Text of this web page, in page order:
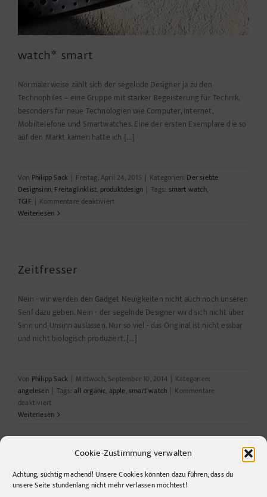
Cookie-Zustimmung verwalten
Achtung, süchtig machend! Unsere Cookies könnten dazu führen, dass du
unsere Seite stundenlang nicht mehr verlassen möchtest!
watch* smart
Normalerweise zählt sich der segelnde Designer ja zu den
Technophiles – eine Gruppe mit starker Begeisterung für Technik,
besonders für neue Technologien wie Computer, Internet,
Mobiltelefone und Smartwatches. Eine der ersten Exemplare die so
auf den Markt kamen hatte ich [...]
Von Philipp Sack | Freitag, April 24, 2015 | Kategorien: Der siebte
Designsinn, Freitaglinklist, produktdesign | Tags: smart watch,
TGIF | Kommentare deaktiviertfür
Weiterlesen
Zeitfresser
Nein - wir werden den Gadget Neuigkeiten nicht auch noch unseren
Senf dazu geben. Nein - der segelnde Designer wird sich nicht über
Sinn und Unsinn auslassen. Nur so viel - das Original ist nicht essbar
und nicht biologisch produziert. [...]
Von Philipp Sack | Mittwoch, September 10, 2014 | Kategorien:
angelesen | Tags:all organic, apple,smart watch | Kommentare
deaktiviertfür
Zeitfresser
Weiterlesen